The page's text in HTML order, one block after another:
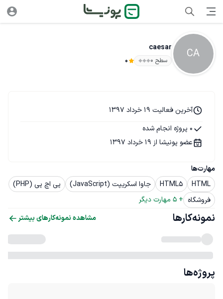
CA
caesar
سطح ۰ 0
مهارت‌ها
HTML
HTML5 جاوا اسکریپت (JavaScript)
پی اچ پی (PHP)
فروشگاه +
5 مهارت دیگر
آخرین فعالیت 19 خرداد 1397
0 پروژه انجام شده
عضو پونیشا از 19 خرداد 1397
نمونه‌کارها مشاهده نمونه‌کارهای بیشتر
پروژه‌ها